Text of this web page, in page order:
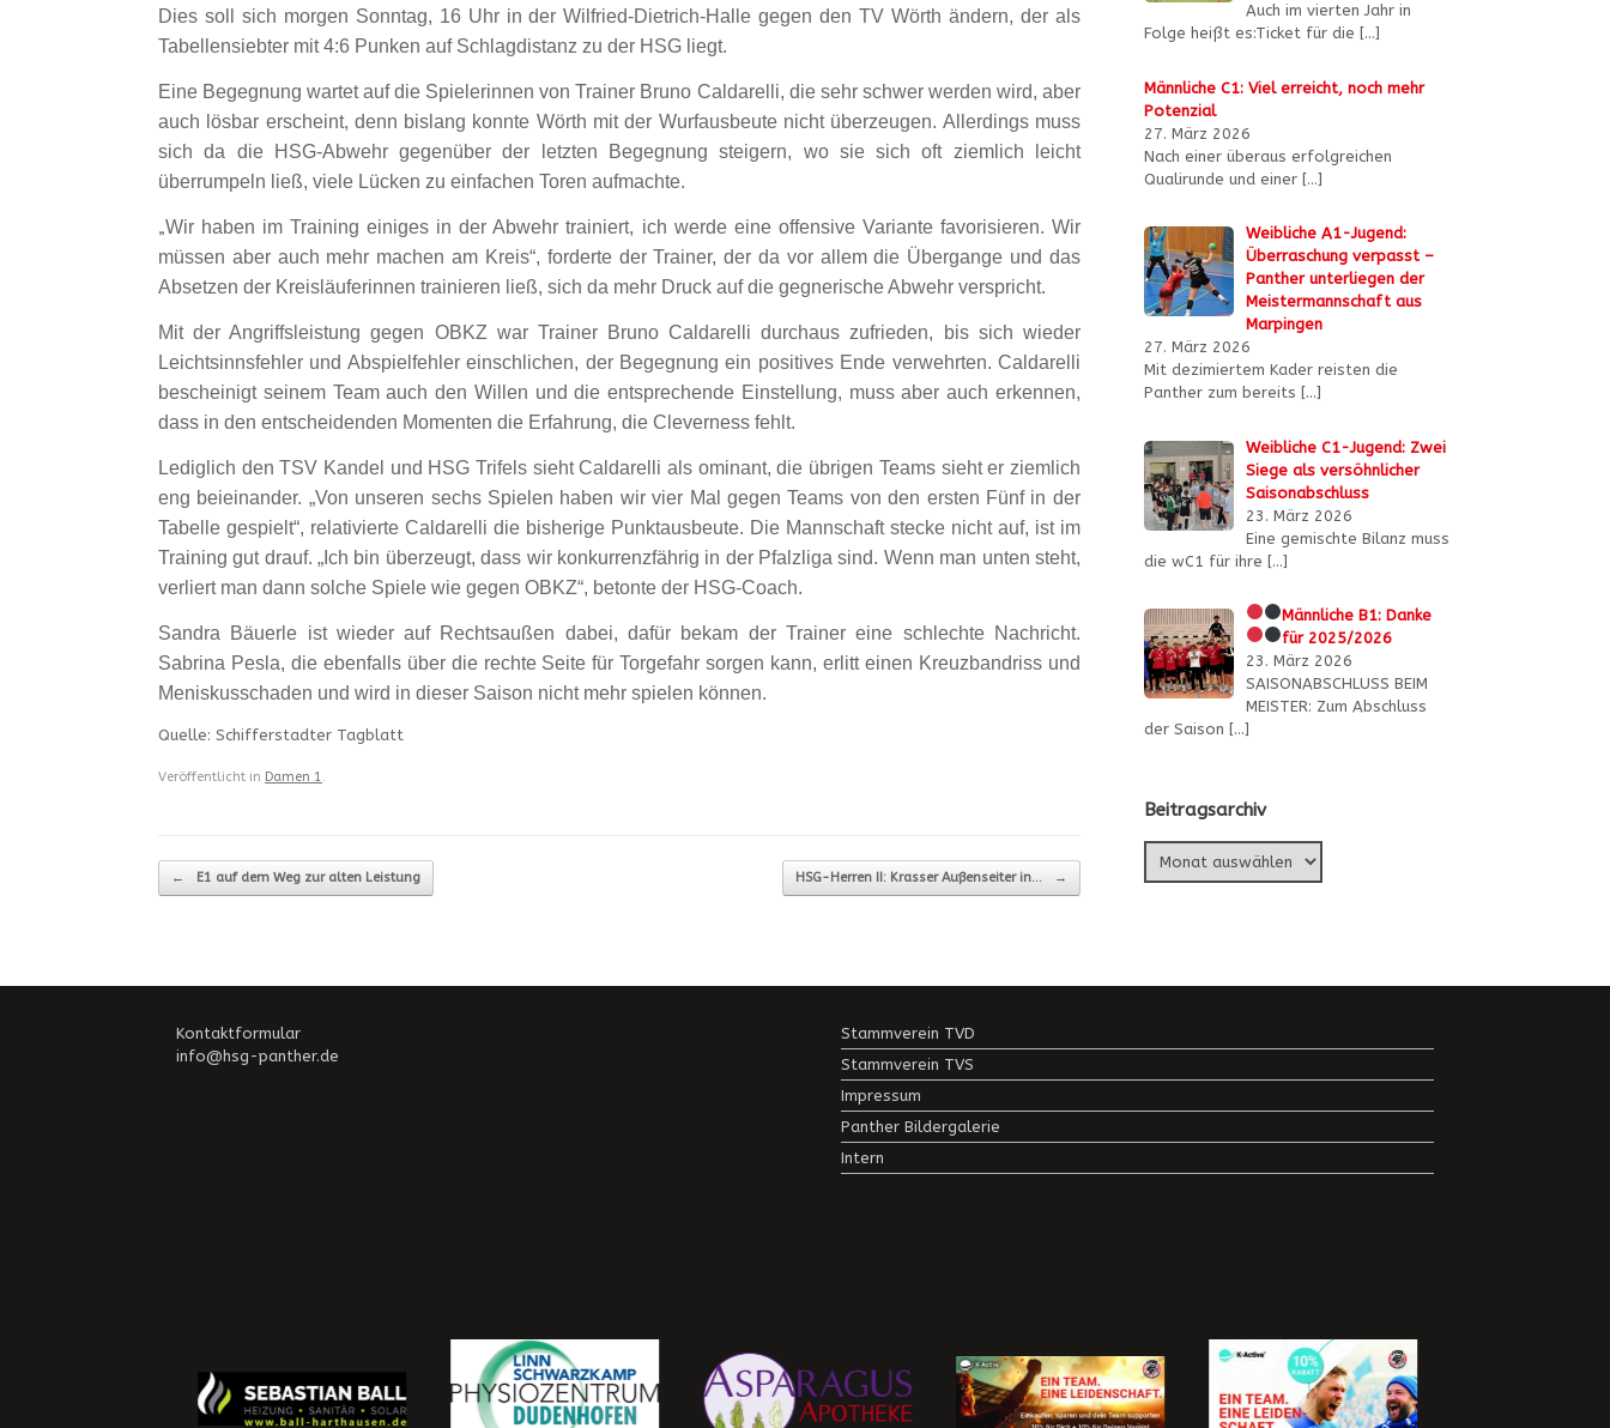
Dies soll sich morgen Sonntag, 16 Uhr in der Wilfried-Dietrich-Halle gegen den TV Wörth ändern, der als
Tabellensiebter mit 4:6 Punken auf Schlagdistanz zu der HSG liegt.
Eine Begegnung wartet auf die Spielerinnen von Trainer Bruno Caldarelli, die sehr schwer werden wird, aber
auch lösbar erscheint, denn bislang konnte Wörth mit der Wurfausbeute nicht überzeugen. Allerdings muss
sich da die HSG-Abwehr gegenüber der letzten Begegnung steigern, wo sie sich oft ziemlich leicht
überrumpeln ließ, viele Lücken zu einfachen Toren aufmachte.
„Wir haben im Training einiges in der Abwehr trainiert, ich werde eine offensive Variante favorisieren. Wir
müssen aber auch mehr machen am Kreis“, forderte der Trainer, der da vor allem die Übergange und das
Absetzen der Kreisläuferinnen trainieren ließ, sich da mehr Druck auf die gegnerische Abwehr verspricht.
Mit der Angriffsleistung gegen OBKZ war Trainer Bruno Caldarelli durchaus zufrieden, bis sich wieder
Leichtsinnsfehler und Abspielfehler einschlichen, der Begegnung ein positives Ende verwehrten. Caldarelli
bescheinigt seinem Team auch den Willen und die entsprechende Einstellung, muss aber auch erkennen,
dass in den entscheidenden Momenten die Erfahrung, die Cleverness fehlt.
Lediglich den TSV Kandel und HSG Trifels sieht Caldarelli als ominant, die übrigen Teams sieht er ziemlich
eng beieinander. „Von unseren sechs Spielen haben wir vier Mal gegen Teams von den ersten Fünf in der
Tabelle gespielt“, relativierte Caldarelli die bisherige Punktausbeute. Die Mannschaft stecke nicht auf, ist im
Training gut drauf. „Ich bin überzeugt, dass wir konkurrenzfährig in der Pfalzliga sind. Wenn man unten steht,
verliert man dann solche Spiele wie gegen OBKZ“, betonte der HSG-Coach.
Sandra Bäuerle ist wieder auf Rechtsaußen dabei, dafür bekam der Trainer eine schlechte Nachricht.
Sabrina Pesla, die ebenfalls über die rechte Seite für Torgefahr sorgen kann, erlitt einen Kreuzbandriss und
Meniskusschaden und wird in dieser Saison nicht mehr spielen können.
Quelle: Schifferstadter Tagblatt
Veröffentlicht in Damen 1.
Beitragsnavigation
← E1 auf dem Weg zur alten Leistung HSG-Herren II: Krasser Außenseiter in… →
Auch im vierten Jahr in
Folge heißt es:Ticket für die […]
Männliche C1: Viel erreicht, noch mehr
Potenzial
27. März 2026
Nach einer überaus erfolgreichen
Qualirunde und einer[…]
Weibliche A1-Jugend:
Überraschung verpasst –
Panther unterliegen der
Meistermannschaft aus
Marpingen
27. März 2026
Mit dezimiertem Kader reisten die
Panther zum bereits […]
Weibliche C1-Jugend: Zwei
Siege als versöhnlicher
Saisonabschluss
23. März 2026
Eine gemischte Bilanz muss
die wC1 für ihre[…]
Männliche B1: Danke
für 2025/2026
23. März 2026
SAISONABSCHLUSS BEIM
MEISTER: Zum Abschluss
der Saison […]
Beitragsarchiv
Kontaktformular
info@hsg-panther.de
Stammverein TVD
Stammverein TVS
Impressum
Panther Bildergalerie
Intern